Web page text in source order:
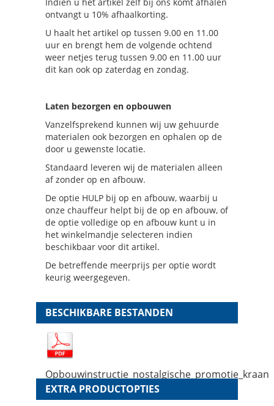
ontvangt u 10% afhaalkorting.
U haalt het artikel op tussen 9.00 en 11.00
uur en brengt hem de volgende ochtend
weer netjes terug tussen 9.00 en 11.00 uur
dit kan ook op zaterdag en zondag.
Laten bezorgen en opbouwen
Vanzelfsprekend kunnen wij uw gehuurde
materialen ook bezorgen en ophalen op de
door u gewenste locatie.
Standaard leveren wij de materialen alleen
af zonder op en afbouw.
De optie HULP bij op en afbouw, waarbij u
onze chauffeur helpt bij de op en afbouw, of
de optie volledige op en afbouw kunt u in
het winkelmandje selecteren indien
beschikbaar voor dit artikel.
De betreffende meerprijs per optie wordt
keurig weergegeven.
BESCHIKBARE BESTANDEN
Opbouwinstructie_nostalgische_promotie_kraan
EXTRA PRODUCTOPTIES